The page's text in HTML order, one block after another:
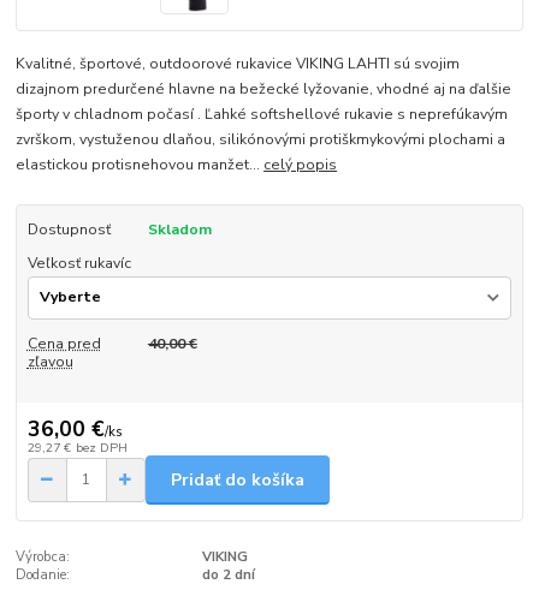
Kvalitné, športové, outdoorové rukavice VIKING LAHTI sú svojim
dizajnom predurčené hlavne na bežecké lyžovanie, vhodné aj na ďalšie
športy v chladnom počasí . Ľahké softshellové rukavie s neprefúkavým
zvrškom, vystuženou dlaňou, silikónovými protiškmykovými plochami a
elastickou protisnehovou manžet... celý popis
Dostupnosť
Skladom
Veľkosť rukavíc
Cena pred
zľavou
40,00 €
36,00 €/ks
29,27 € bez DPH
Pridať do košíka
Výrobca:
VIKING
Dodanie:
do 2 dní